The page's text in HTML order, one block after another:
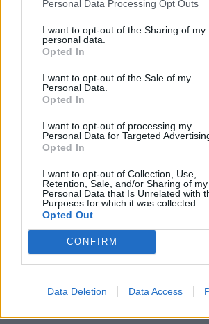
Personal Data Processing Opt Outs
I want to opt-out of the Sharing of my
personal data.
Opted In
I want to opt-out of the Sale of my
Personal Data.
Opted In
I want to opt-out of processing my
Personal Data for Targeted
Opted In
I want to opt-out of Collection, Use,
Retention, Sale, and/or Sharing of my
Personal Data that Is Unrelated with
Purposes for which it was collected.
Opted Out
CONFIRM
Data Deletion Data Access
mire járhat még pont.
Közoktatás
Kurucz-Gáspár Tünde
Központi írásbeli 2026: több
a hatodikosok megoldókulcsát
Az Oktatási Hivatal hétfő délután több
Közoktatás
Kurucz-Gáspár Tünde
Központi írásbeli: a diáknak